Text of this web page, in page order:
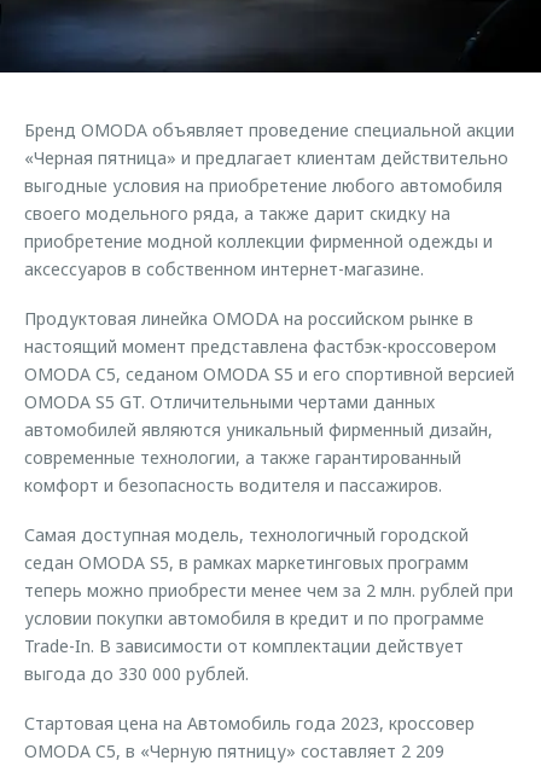
Страхование
Кредитный калькулятор
Одежда и сувениры
Оригинальные аксессуары
Запчасти
Трейд-ин
Калькулятор трейд-ин
Клиентская поддержка
O&J Автоклуб
Приложение O&J
Аксессуары
Одежда и сувениры
Оригинальные аксессуары
Запчасти
Бренд OMODA объявляет проведение специальной акции
«Черная пятница» и предлагает клиентам действительно
выгодные условия на приобретение любого автомобиля
своего модельного ряда, а также дарит скидку на
приобретение модной коллекции фирменной одежды и
аксессуаров в собственном интернет-магазине.
Продуктовая линейка OMODA на российском рынке в
настоящий момент представлена фастбэк-кроссовером
OMODA C5, седаном OMODA S5 и его спортивной версией
OMODA S5 GT. Отличительными чертами данных
автомобилей являются уникальный фирменный дизайн,
современные технологии, а также гарантированный
комфорт и безопасность водителя и пассажиров.
Самая доступная модель, технологичный городской
седан OMODA S5, в рамках маркетинговых программ
теперь можно приобрести менее чем за 2 млн. рублей при
условии покупки автомобиля в кредит и по программе
Trade-In. В зависимости от комплектации действует
выгода до 330 000 рублей.
Стартовая цена на Автомобиль года 2023, кроссовер
OMODA C5, в «Черную пятницу» составляет 2 209